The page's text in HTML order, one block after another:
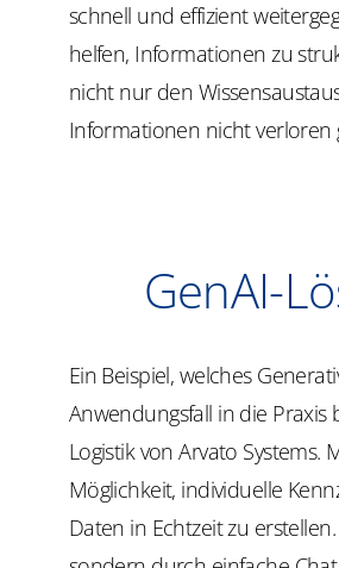
schnell und effizient
helfen, Informationen zu
nicht nur den
Informationen nicht verloren
GenAI-
Ein Beispiel, welches
Anwendungsfall in die Praxis
Logistik von Arvato Systems.
Möglichkeit, individuelle
Daten in Echtzeit zu